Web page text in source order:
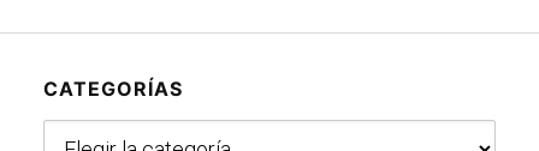
CATEGORÍAS